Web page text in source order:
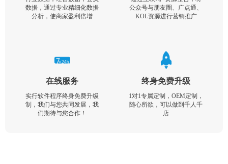
数据，通过专业精细化数据
分析，使商家盈利倍增
公众号与朋友圈、广点通、
KOL资源进行营销推广
在线服务
实行软件程序终身免费升级
制，我们与您共同发展，我
们期待与您合作！
终身免费升级
1对1专属定制，OEM定制，
随心所欲，可以做到千人千
店